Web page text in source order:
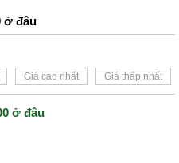
ở đâu
Giá cao nhất Giá thấp nhất
ở đâu